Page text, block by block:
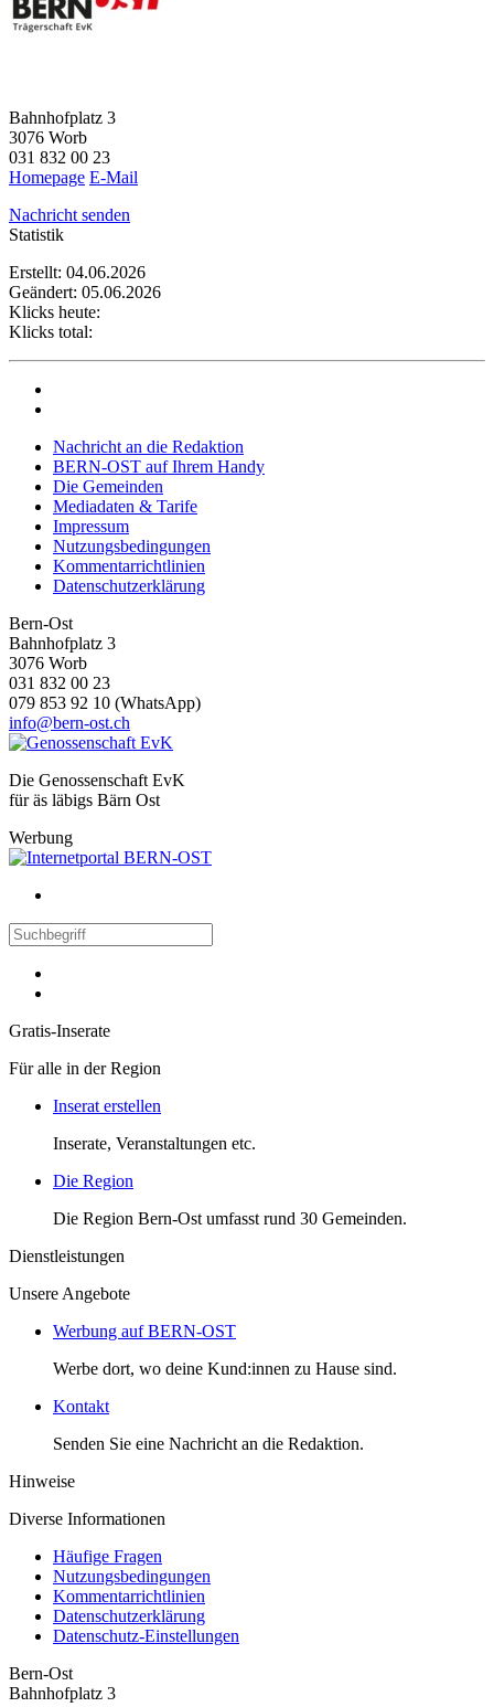
Bahnhofplatz 3
3076 Worb
031 832 00 23
Homepage E-Mail
Nachricht senden
Statistik
Erstellt: 04.06.2026
Geändert: 05.06.2026
Klicks heute:
Klicks total:
Nachricht an die Redaktion
BERN-OST auf Ihrem Handy
Die Gemeinden
Mediadaten & Tarife
Impressum
Nutzungsbedingungen
Kommentarrichtlinien
Datenschutzerklärung
Bern-Ost
Bahnhofplatz 3
3076 Worb
031 832 00 23
079 853 92 10 (WhatsApp)
info@bern-ost.ch
Die Genossenschaft EvK
für äs läbigs Bärn Ost
Werbung
Gratis-Inserate
Für alle in der Region
Inserat erstellen
Inserate, Veranstaltungen etc.
Die Region
Die Region Bern-Ost umfasst rund 30 Gemeinden.
Dienstleistungen
Unsere Angebote
Werbung auf BERN-OST
Werbe dort, wo deine Kund:innen zu Hause sind.
Kontakt
Senden Sie eine Nachricht an die Redaktion.
Hinweise
Diverse Informationen
Häufige Fragen
Nutzungsbedingungen
Kommentarrichtlinien
Datenschutzerklärung
Datenschutz-Einstellungen
Bern-Ost
Bahnhofplatz 3